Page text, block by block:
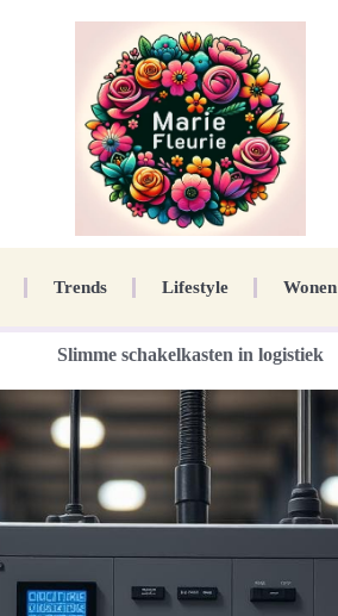
Trends Lifestyle Wonen
Slimme schakelkasten in logistiek